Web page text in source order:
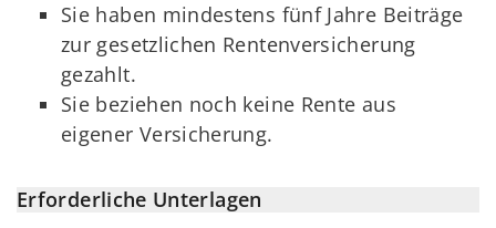
Sie haben mindestens fünf Jahre Beiträge
zur gesetzlichen Rentenversicherung
gezahlt.
Sie beziehen noch keine Rente aus
eigener Versicherung.
Erforderliche Unterlagen